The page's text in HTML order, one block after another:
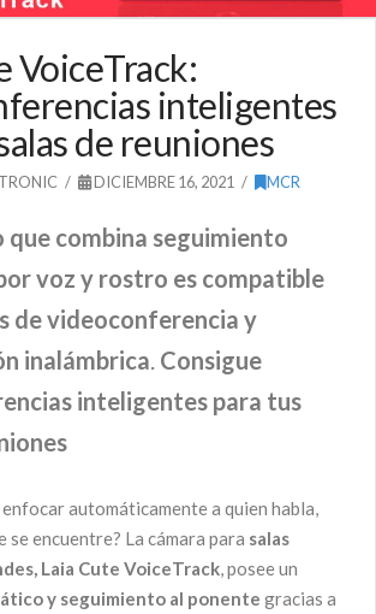
VoiceTrack:
inteligentes
de reuniones
DICIEMBRE 16, 2021 MCR
que combina seguimiento
voz y rostro es compatible
de videoconferencia y
inalámbrica Consigue
inteligentes para tus
automáticamente a quien habla,
se encuentre? La cámara para salas
Laia Cute VoiceTrack, posee un
y seguimiento al ponente gracias a